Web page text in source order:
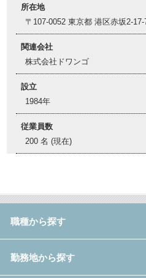
所在地
〒107-0052 東京都 港区赤坂2-
関連会社
株式会社ドワンゴ
設立
1984年
従業員数
200 名 (現在)
職種から探す
勤務地から探す